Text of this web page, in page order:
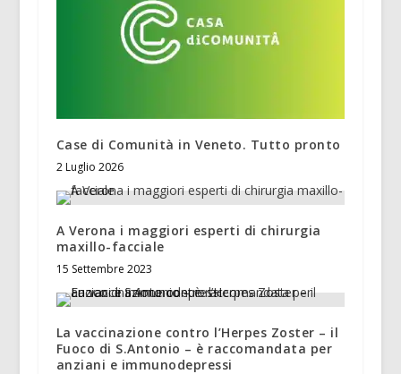
Case di Comunità in Veneto. Tutto pronto
2 Luglio 2026
A Verona i maggiori esperti di chirurgia
maxillo-facciale
15 Settembre 2023
La vaccinazione contro l’Herpes Zoster – il
Fuoco di S.Antonio – è raccomandata per
anziani e immunodepressi